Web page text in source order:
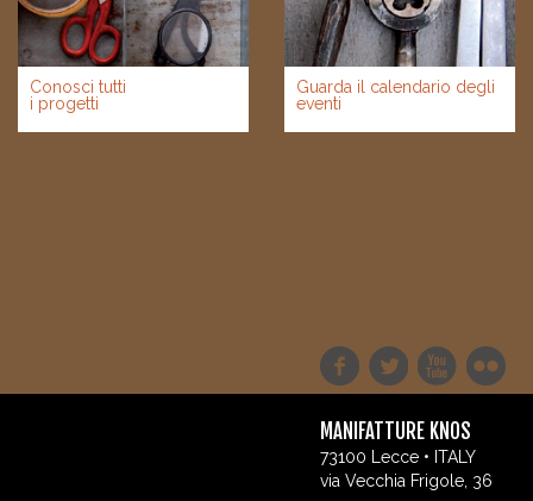
Conosci tutti
i progetti
Guarda il calendario degli
eventi
MANIFATTURE KNOS
73100 Lecce • ITALY
via Vecchia Frigole, 36